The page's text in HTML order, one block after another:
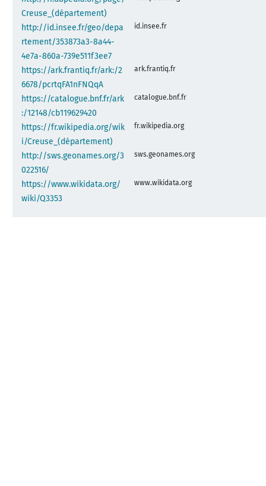
Creuse_(département)
http://id.insee.fr/geo/depa
rtement/353873a3-8a44-
4e7a-860a-739e511f3ee7
id.insee.fr
https://ark.frantiq.fr/ark:/2
6678/pcrtqFA1nFNQqA
ark.frantiq.fr
https://catalogue.bnf.fr/ark
:/12148/cb119629420
catalogue.bnf.fr
https://fr.wikipedia.org/wik
i/Creuse_(département)
fr.wikipedia.org
http://sws.geonames.org/3
022516/
sws.geonames.org
https://www.wikidata.org/
wiki/Q3353
www.wikidata.org